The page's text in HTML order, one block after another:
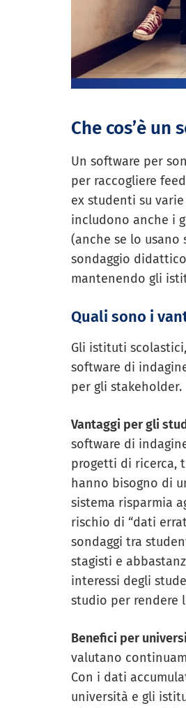
Che cos’è
Un software per
per raccogliere
ex studenti su
includono anche i
(anche se lo
sondaggio
mantenendo gli
Quali sono i
Gli istituti
software di
per gli stakeholder.
Vantaggi per gli
software di
progetti di ricerca,
hanno bisogno di
sistema risparmia
rischio di “dati
sondaggi tra
stagisti e
interessi degli
studio per rendere
Benefici per
valutano
Con i dati
università e gli